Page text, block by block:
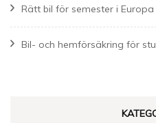
Rätt bil för semester i Europa
Bil- och hemförsäkring för